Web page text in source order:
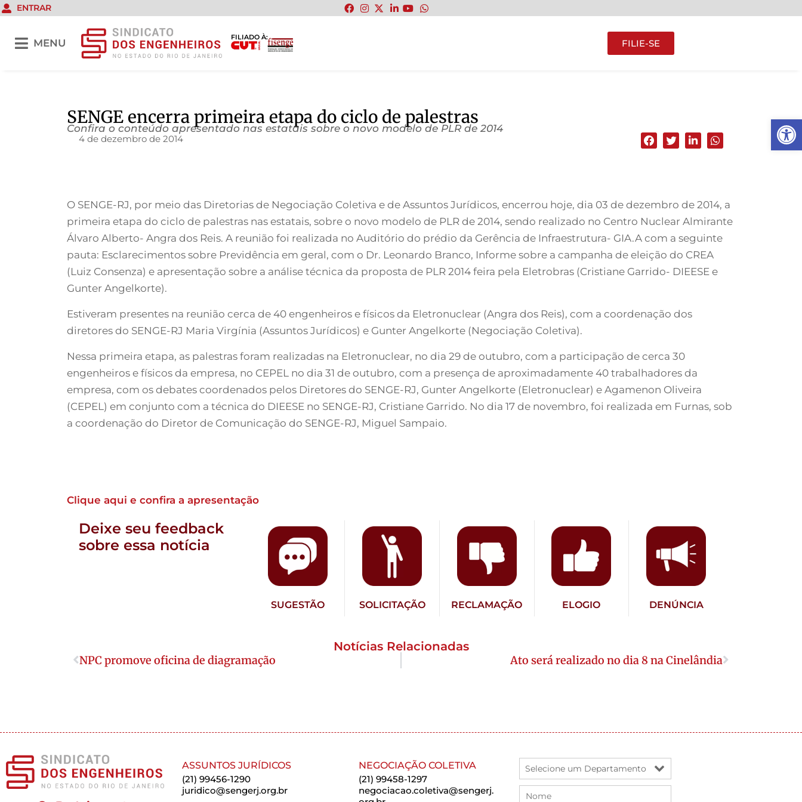
Abrir
ENTRAR
MENU
FILIADO À:
FILIE-SE
SENGE encerra primeira etapa do ciclo de palestras
Confira o conteúdo apresentado nas estatais sobre o novo modelo de PLR de 2014
4 de dezembro de 2014
O SENGE-RJ, por meio das Diretorias de Negociação Coletiva e de Assuntos Jurídicos, encerrou hoje, dia 03 de dezembro de 2014, a
primeira etapa do ciclo de palestras nas estatais, sobre o novo modelo de PLR de 2014, sendo realizado no Centro Nuclear Almirante
Álvaro Alberto- Angra dos Reis. A reunião foi realizada no Auditório do prédio da Gerência de Infraestrutura- GIA.A com a seguinte
pauta: Esclarecimentos sobre Previdência em geral, com o Dr. Leonardo Branco, Informe sobre a campanha de eleição do CREA
(Luiz Consenza) e apresentação sobre a análise técnica da proposta de PLR 2014 feira pela Eletrobras (Cristiane Garrido- DIEESE e
Gunter Angelkorte).
Estiveram presentes na reunião cerca de 40 engenheiros e físicos da Eletronuclear (Angra dos Reis), com a coordenação dos
diretores do SENGE-RJ Maria Virgínia (Assuntos Jurídicos) e Gunter Angelkorte (Negociação Coletiva).
Nessa primeira etapa, as palestras foram realizadas na Eletronuclear, no dia 29 de outubro, com a participação de cerca 30
engenheiros e físicos da empresa, no CEPEL no dia 31 de outubro, com a presença de aproximadamente 40 trabalhadores da
empresa, com os debates coordenados pelos Diretores do SENGE-RJ, Gunter Angelkorte (Eletronuclear) e Agamenon Oliveira
(CEPEL) em conjunto com a técnica do DIEESE no SENGE-RJ, Cristiane Garrido. No dia 17 de novembro, foi realizada em Furnas, sob
a coordenação do Diretor de Comunicação do SENGE-RJ, Miguel Sampaio.
Clique aqui e confira a apresentação
Deixe seu feedback
sobre essa notícia
SUGESTÃO SOLICITAÇÃO RECLAMAÇÃO ELOGIO DENÚNCIA
Notícias Relacionadas
NPC promove oficina de diagramação Ato será realizado no dia 8 na Cinelândia
ASSUNTOS JURÍDICOS
(21) 99456-1290
juridico@sengerj.org.br
NEGOCIAÇÃO COLETIVA
(21) 99458-1297
negociacao.coletiva@sengerj.